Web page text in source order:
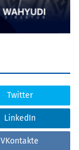
Twitter
LinkedIn
VKontakte